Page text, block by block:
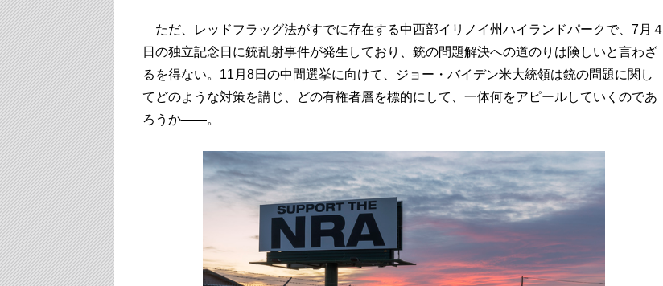
ただ、レッドフラッグ法がすでに存在する中西部イリノイ州ハイランドパークで、7月４
日の独立記念日に銃乱射事件が発生しており、銃の問題解決への道のりは険しいと言わざ
るを得ない。11月8日の中間選挙に向けて、ジョー・バイデン米大統領は銃の問題に関し
てどのような対策を講じ、どの有権者層を標的にして、一体何をアピールしていくのであ
ろうか――。